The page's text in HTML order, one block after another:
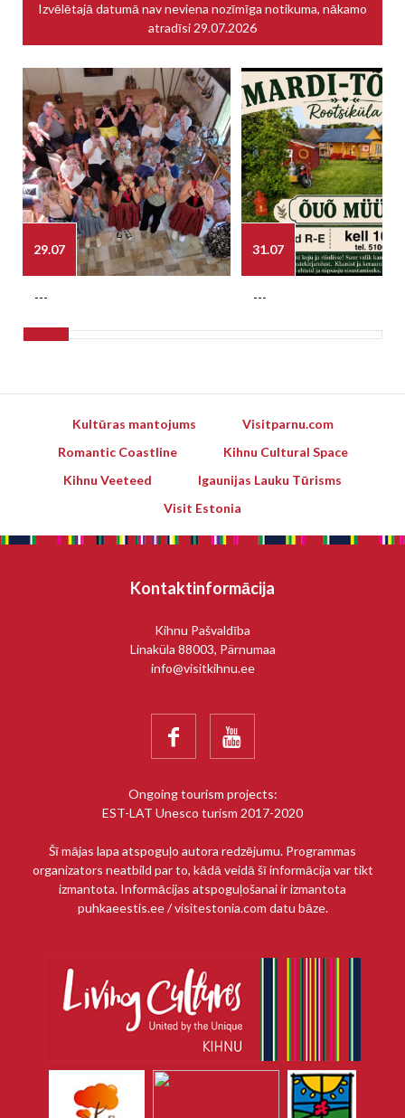
Izvēlētajā datumā nav neviena nozīmīga notikuma, nākamo
atradīsi 29.07.2026
29.07
---
31.07
---
Kultūras mantojums
Visitparnu.com
Romantic Coastline
Kihnu Cultural Space
Kihnu Veeteed
Igaunijas Lauku Tūrisms
Visit Estonia
Kontaktinformācija
Kihnu Pašvaldība
Linaküla 88003, Pärnumaa
info@visitkihnu.ee
 
Ongoing tourism projects:
EST-LAT Unesco turism 2017-2020
Šī mājas lapa atspoguļo autora redzējumu. Programmas
organizators neatbild par to, kādā veidā šī informācija var tikt
izmantota. Informācijas atspoguļošanai ir izmantota
puhkaeestis.ee / visitestonia.com datu bāze.